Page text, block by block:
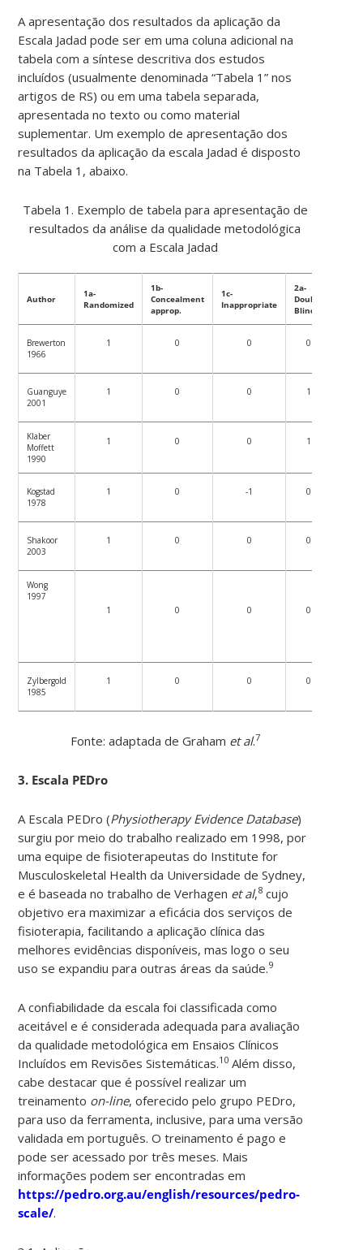
A apresentação dos resultados da aplicação da
Escala Jadad pode ser em uma coluna adicional na
tabela com a síntese descritiva dos estudos
incluídos (usualmente denominada “Tabela 1” nos
artigos de RS) ou em uma tabela separada,
apresentada no texto ou como material
suplementar. Um exemplo de apresentação dos
resultados da aplicação da escala Jadad é disposto
na Tabela 1, abaixo.
Tabela 1. Exemplo de tabela para apresentação de
resultados da análise da qualidade metodológica
com a Escala Jadad
Author
1a-
Randomized
1b-
Concealment
approp.
1c-
Inappropriate
2a-
Double
Blind
Brewerton
1966
1 0 0 0
Guanguye
2001
1 0 0 1
Klaber
Moffett
1990
1 0 0 1
Kogstad
1978
1 0 -1 0
Shakoor
2003
1 0 0 0
Wong
1997
1
0 0 0
Zylbergold
1985
1 0 0 0
Fonte: adaptada de Graham et al.7
3. Escala PEDro
A Escala PEDro (Physiotherapy Evidence Database)
surgiu por meio do trabalho realizado em 1998, por
uma equipe de fisioterapeutas do Institute for
Musculoskeletal Health da Universidade de Sydney,
e é baseada no trabalho de Verhagen et al,8 cujo
objetivo era maximizar a eficácia dos serviços de
fisioterapia, facilitando a aplicação clínica das
melhores evidências disponíveis, mas logo o seu
uso se expandiu para outras áreas da saúde.9
A confiabilidade da escala foi classificada como
aceitável e é considerada adequada para avaliação
da qualidade metodológica em Ensaios Clínicos
Incluídos em Revisões Sistemáticas.10 Além disso,
cabe destacar que é possível realizar um
treinamento on-line, oferecido pelo grupo PEDro,
para uso da ferramenta, inclusive, para uma versão
validada em português. O treinamento é pago e
pode ser acessado por três meses. Mais
informações podem ser encontradas em
https://pedro.org.au/english/resources/pedro-
scale/.